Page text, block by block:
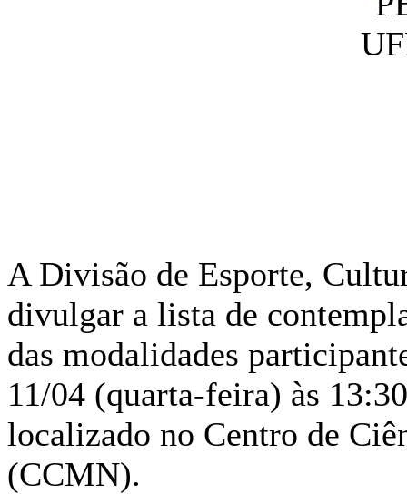
A Divisão de Esporte,
divulgar a lista de
das modalidades
11/04 (quarta-feira) às
localizado no Centro de
(CCMN).